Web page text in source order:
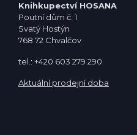
Knihkupectví HOSANA
Poutní dům č. 1
Svatý Hostýn
768 72 Chvalčov
tel.: +420 603 279 290
Aktuální prodejní doba